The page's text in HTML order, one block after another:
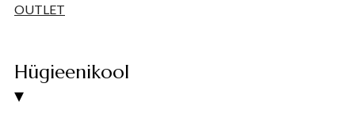
OUTLET
Hügieenikool
▾